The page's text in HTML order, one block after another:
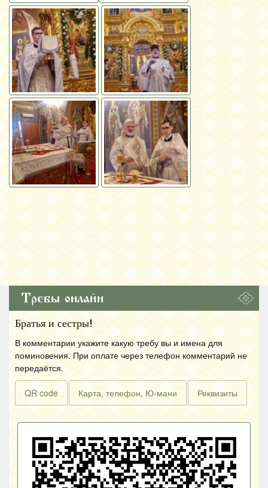
Требы онлайн
Братья и сестры!
В комментарии укажите какую требу вы и имена для
поминовения. При оплате через телефон комментарий не
передаётся.
QR code Карта, телефон, Ю-мани Реквизиты